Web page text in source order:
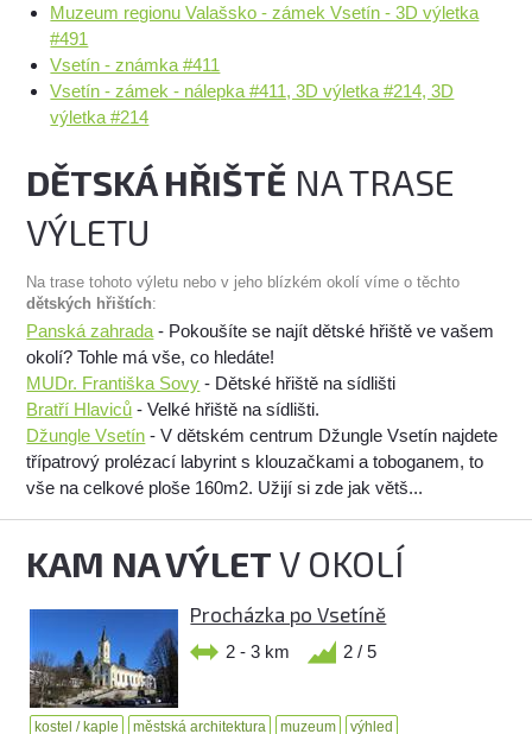
Muzeum regionu Valašsko - zámek Vsetín - 3D výletka
#491
Vsetín - známka #411
Vsetín - zámek - nálepka #411, 3D výletka #214, 3D
výletka #214
DĚTSKÁ HŘIŠTĚ NA TRASE
VÝLETU
Na trase tohoto výletu nebo v jeho blízkém okolí víme o těchto
dětských hřištích:
Panská zahrada - Pokoušíte se najít dětské hřiště ve vašem
okolí? Tohle má vše, co hledáte!
MUDr. Františka Sovy - Dětské hřiště na sídlišti
Bratří Hlaviců - Velké hřiště na sídlišti.
Džungle Vsetín - V dětském centrum Džungle Vsetín najdete
třípatrový prolézací labyrint s klouzačkami a toboganem, to
vše na celkové ploše 160m2. Užijí si zde jak větš...
KAM NA VÝLETV OKOLÍ
Procházka po Vsetíně
2 - 3 km 2 / 5
kostel / kaple městská architektura muzeum výhled